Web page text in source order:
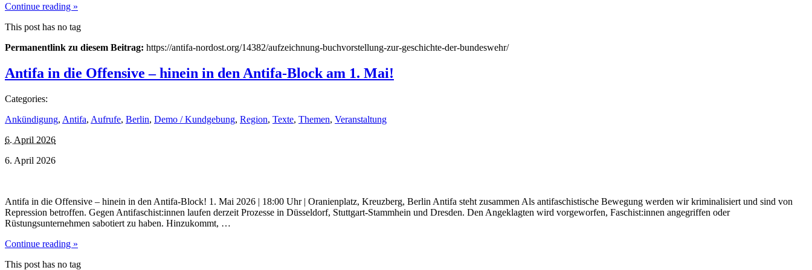
Continue reading »
This post has no tag
Permanentlink zu diesem Beitrag: https://antifa-nordost.org/14382/aufzeichnung-buchvorstellung-zur-geschichte-der-bundeswehr/
Antifa in die Offensive – hinein in den Antifa-Block am 1. Mai!
Categories:
Ankündigung, Antifa, Aufrufe, Berlin, Demo / Kundgebung, Region, Texte, Themen, Veranstaltung
6. April 2026
6. April 2026
Antifa in die Offensive – hinein in den Antifa-Block! 1. Mai 2026 | 18:00 Uhr | Oranienplatz, Kreuzberg, Berlin Antifa steht zusammen Als antifaschistische Bewegung werden wir kriminalisiert und sind von
Repression betroffen. Gegen Antifaschist:innen laufen derzeit Prozesse in Düsseldorf, Stuttgart-Stammhein und Dresden. Den Angeklagten wird vorgeworfen, Faschist:innen angegriffen oder
Rüstungsunternehmen sabotiert zu haben. Hinzukommt, …
Continue reading »
This post has no tag